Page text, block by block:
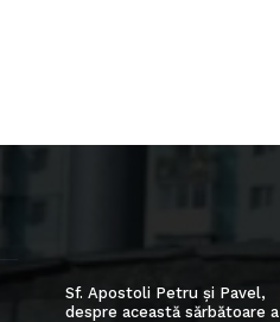
Sf. Apostoli Petru și Pavel,
despre această sărbătoare a